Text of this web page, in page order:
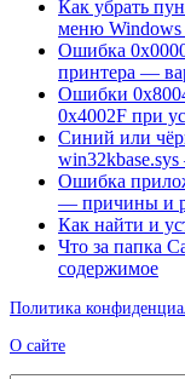
Как убрать
меню Windows
Ошибка
принтера —
Ошибки
0x4002F при
Синий или
Ошибка
— причины и
Как найти и
Что за папка
содержимое
Политика
О сайте